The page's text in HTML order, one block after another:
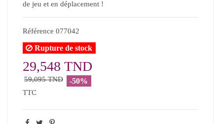
de jeu et en déplacement !
Référence 077042
Rupture de stock
29,548 TND
59,095 TND -50%
TTC